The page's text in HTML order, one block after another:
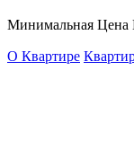
Минимальная Цена
О Квартире